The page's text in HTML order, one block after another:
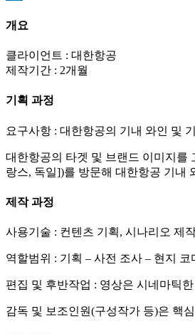
개요
클라이언트 : 대한항공
제작기간 : 2개월
기획 과정
요구사항 : 대한항공의 기내 와인 및
대한항공의 타겟 및 브랜드 이미지를
랑스, 독일])를 방문해 대한항공 기내
제작 과정
사용기술 : 컨텐츠 기획, 시나리오 제
역할범위 : 기획 – 사전 조사 – 현지
편집 및 후반작업 : 영상은 시네마틱
감독 및 보조인원(구성작가 등)은 핵